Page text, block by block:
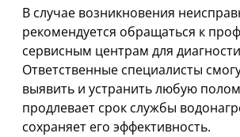
В случае возникновения
рекомендуется обращаться к
сервисным центрам для
Ответственные специалисты
выявить и устранить любую
продлевает срок службы
сохраняет его эффективность.